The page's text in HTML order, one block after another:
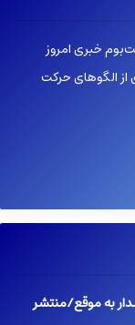
خبری امروز
از الگوهای حرکت
به موقع/منتشر